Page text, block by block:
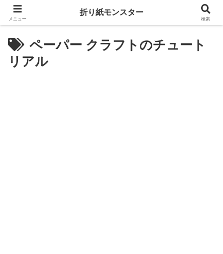
ペーパー クラフトのチュート
リアル
メニュー
折り紙モンスター
検索